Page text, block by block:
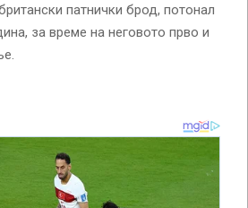
патнички брод, потонал
за време на неговото прво и